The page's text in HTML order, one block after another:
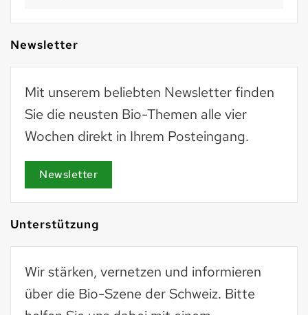
Newsletter
Mit unserem beliebten Newsletter finden
Sie die neusten Bio-Themen alle vier
Wochen direkt in Ihrem Posteingang.
Newsletter
Unterstützung
Wir stärken, vernetzen und informieren
über die Bio-Szene der Schweiz. Bitte